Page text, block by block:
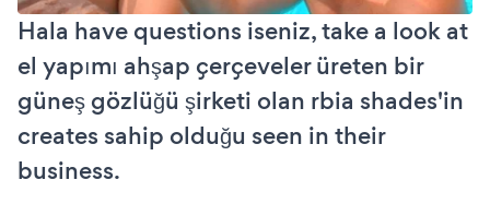
Hala have questions iseniz, take a look at
el yapımı ahşap çerçeveler üreten bir
güneş gözlüğü şirketi olan rbia shades'in
creates sahip olduğu seen in their
business.